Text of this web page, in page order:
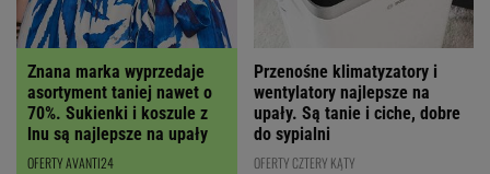
Znana marka wyprzedaje
asortyment taniej nawet o
70%. Sukienki i koszule z
lnu są najlepsze na upały
OFERTY AVANTI24
Przenośne klimatyzatory i
wentylatory najlepsze na
upały. Są tanie i ciche, dobre
do sypialni
OFERTY CZTERY KĄTY